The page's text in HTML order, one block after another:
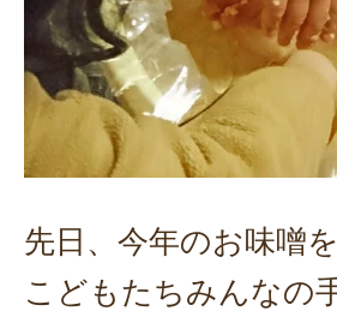
先日、今年のお味噌
こどもたちみんなの